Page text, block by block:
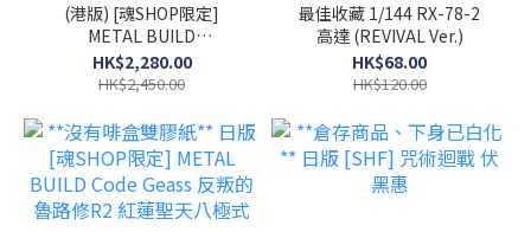
(港版) [魂SHOP限定]
METAL BUILD
CROSSBONE GUNDAM X1
HALF CLOTH (KINKEDO
HK$2,280.00
HK$2,450.00
最佳收藏 1/144 RX-78-2
高達 (REVIVAL Ver.)
HK$68.00
HK$120.00